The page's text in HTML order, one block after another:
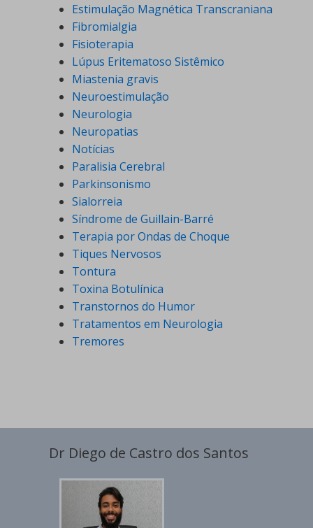
Estimulação Magnética Transcraniana
Fibromialgia
Fisioterapia
Lúpus Eritematoso Sistêmico
Miastenia gravis
Neuroestimulação
Neurologia
Neuropatias
Notícias
Paralisia Cerebral
Parkinsonismo
Sialorreia
Síndrome de Guillain-Barré
Terapia por Ondas de Choque
Tiques Nervosos
Tontura
Toxina Botulínica
Transtornos do Humor
Tratamentos em Neurologia
Tremores
Dr Diego de Castro dos Santos